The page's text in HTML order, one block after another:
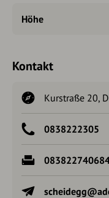
Höhe
Kontakt
Kurstraße 20,
0838222305